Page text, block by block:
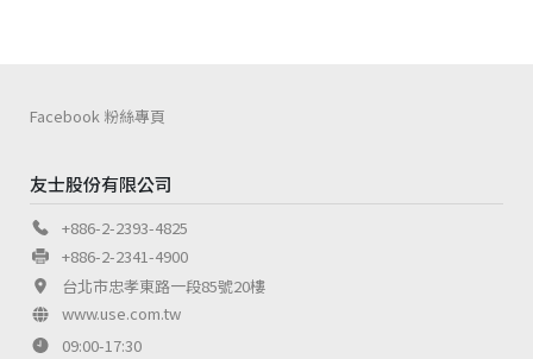
友士股份有限公司
+886-2-2393-4825
+886-2-2341-4900
台北市忠孝東路一段85號20樓
www.use.com.tw
09:00-17:30
Facebook 粉絲專頁